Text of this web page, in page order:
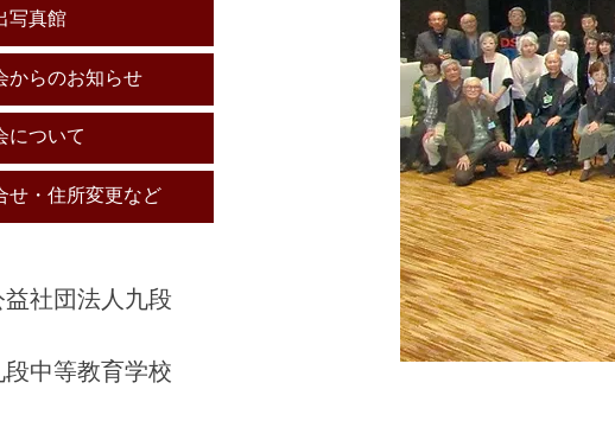
写真館
からのお知らせ
について
せ・住所変更など
益社団法人九段
段中等教育学校